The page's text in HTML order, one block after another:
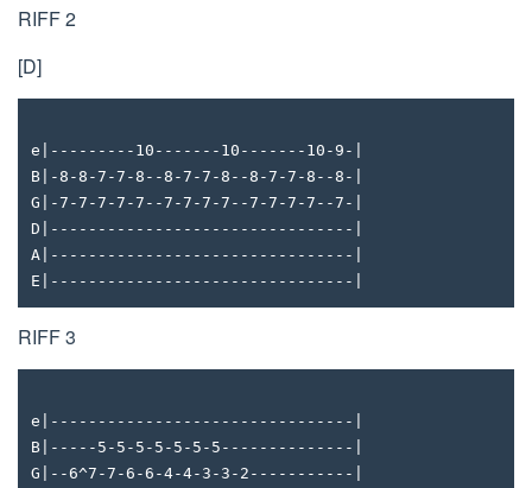
RIFF 2
[D]
e|---------10-------10-------10-9-|
B|-8-8-7-7-8--8-7-7-8--8-7-7-8--8-|
G|-7-7-7-7-7--7-7-7-7--7-7-7-7--7-|
D|--------------------------------|
A|--------------------------------|
E|--------------------------------|
RIFF 3
e|--------------------------------|
B|-----5-5-5-5-5-5-5--------------|
G|--6^7-7-6-6-4-4-3-3-2-----------|